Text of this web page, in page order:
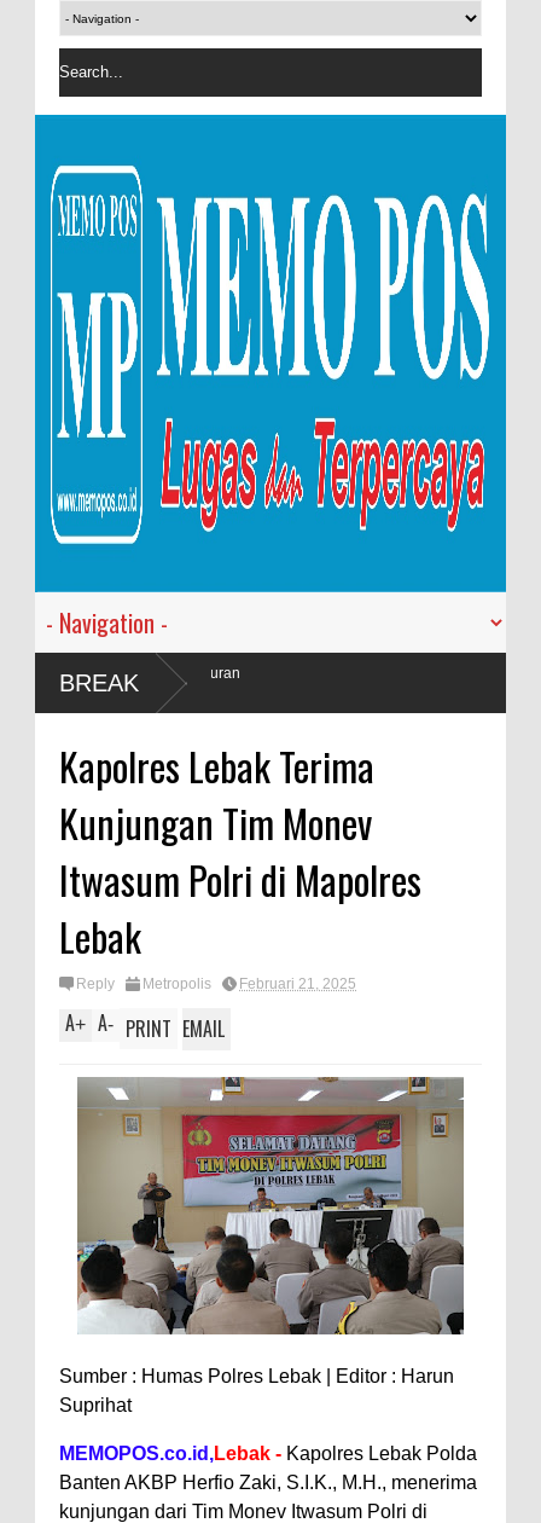
BREAK
Tasyakuran
Kapolres Lebak Terima
Kunjungan Tim Monev
Itwasum Polri di Mapolres
Lebak
Reply Metropolis Februari 21, 2025
A+ A- PRINT EMAIL
Sumber : Humas Polres Lebak | Editor : Harun
Suprihat
MEMOPOS.co.id,Lebak - Kapolres Lebak Polda
Banten AKBP Herfio Zaki, S.I.K., M.H., menerima
kunjungan dari Tim Monev Itwasum Polri di